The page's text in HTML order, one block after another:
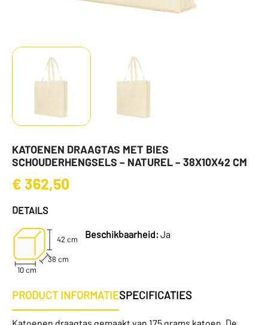
KATOENEN DRAAGTAS MET BIES
SCHOUDERHENGSELS – NATUREL – 38X10X42 CM
€ 362,50
DETAILS
42 cm
38 cm
10 cm
Beschikbaarheid:Ja
PRODUCT INFORMATIESPECIFICATIES